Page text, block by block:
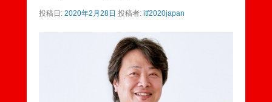
投稿日: 2020年2月28日 投稿者: itf2020japan